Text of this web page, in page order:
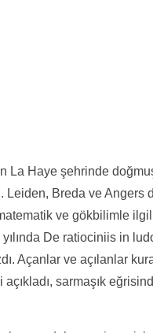
La Haye şehrinde
Breda ve Angers
ve gökbilimle ilgili
De ratiociniis in
Açanlar ve açılanlar
sarmaşık